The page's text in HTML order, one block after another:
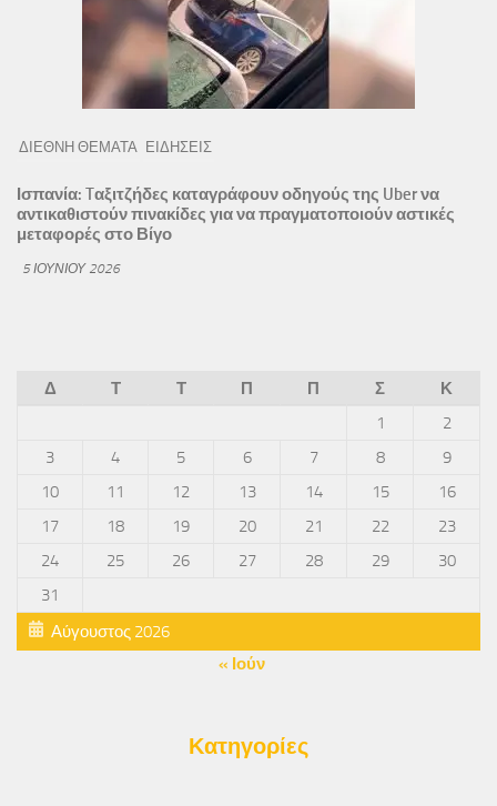
ΔΙΕΘΝΗ ΘΕΜΑΤΑ ΕΙΔΗΣΕΙΣ
Ισπανία: Tαξιτζήδες καταγράφουν οδηγούς της Uber να
αντικαθιστούν πινακίδες για να πραγματοποιούν αστικές
μεταφορές στο Βίγο
5 ΙΟΥΝΊΟΥ 2026
Αύγουστος 2026
Δ Τ Τ Π Π Σ
Κ
1
2
3
4 5 6 7 8
9
10
11 12 13 14 15
16
17
18 19 20 21 22
23
24
25 26 27 28 29
30
31
« Ιούν
Κατηγορίες